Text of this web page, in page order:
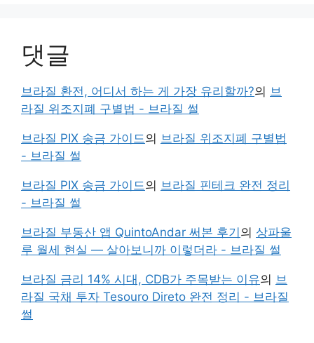
댓글
브라질 환전, 어디서 하는 게 가장 유리할까?의 브
라질 위조지폐 구별법 - 브라질 썰
브라질 PIX 송금 가이드의 브라질 위조지폐 구별법
- 브라질 썰
브라질 PIX 송금 가이드의 브라질 핀테크 완전 정리
- 브라질 썰
브라질 부동산 앱 QuintoAndar 써본 후기 의 상파울
루 월세 현실 — 살아보니까 이렇더라 - 브라질 썰
브라질 금리 14% 시대, CDB가 주목받는 이유의 브
라질 국채 투자 Tesouro Direto 완전 정리 - 브라질
썰